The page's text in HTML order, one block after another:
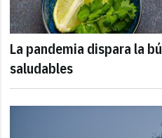
La pandemia dispara la
saludables